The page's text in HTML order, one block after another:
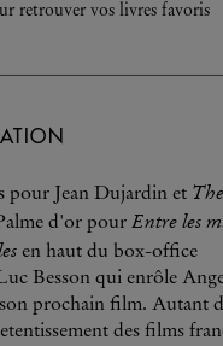
retrouver vos livres favoris
pour Jean Dujardin et The
d'or pour Entre les
en haut du box-office
Besson qui enrôle
son prochain film. Autant
des films